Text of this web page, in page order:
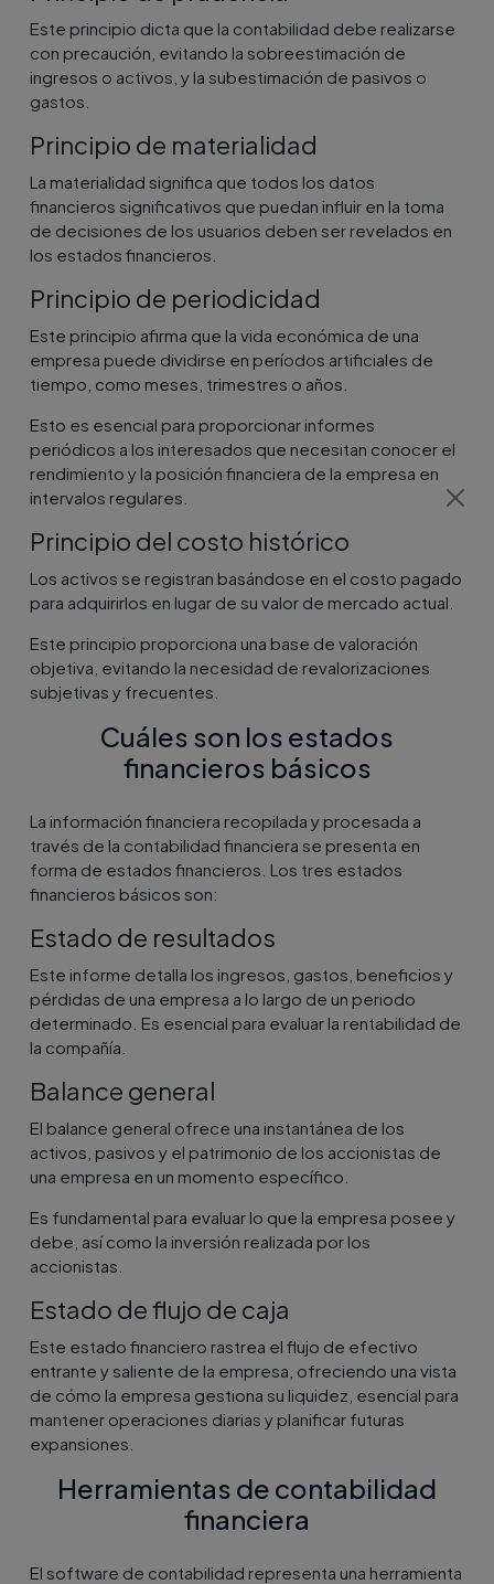
Este principio dicta que la contabilidad debe realizarse
con precaución, evitando la sobreestimación de
ingresos o activos, y la subestimación de pasivos o
gastos.
Principio de materialidad
La materialidad significa que todos los datos
financieros significativos que puedan influir en la toma
de decisiones de los usuarios deben ser revelados en
los estados financieros.
Principio de periodicidad
Este principio afirma que la vida económica de una
empresa puede dividirse en períodos artificiales de
tiempo, como meses, trimestres o años.
Esto es esencial para proporcionar informes
periódicos a los interesados que necesitan conocer el
rendimiento y la posición financiera de la empresa en
intervalos regulares.
Principio del costo histórico
Los activos se registran basándose en el costo pagado
para adquirirlos en lugar de su valor de mercado actual.
Este principio proporciona una base de valoración
objetiva, evitando la necesidad de revalorizaciones
subjetivas y frecuentes.
Cuáles son los estados
financieros básicos
La información financiera recopilada y procesada a
través de la contabilidad financiera se presenta en
forma de estados financieros. Los tres estados
financieros básicos son:
Estado de resultados
Este informe detalla los ingresos, gastos, beneficios y
pérdidas de una empresa a lo largo de un periodo
determinado. Es esencial para evaluar la rentabilidad de
la compañía.
Balance general
El balance general ofrece una instantánea de los
activos, pasivos y el patrimonio de los accionistas de
una empresa en un momento específico.
Es fundamental para evaluar lo que la empresa posee y
debe, así como la inversión realizada por los
accionistas.
Estado de flujo de caja
Este estado financiero rastrea el flujo de efectivo
entrante y saliente de la empresa, ofreciendo una vista
de cómo la empresa gestiona su liquidez, esencial para
mantener operaciones diarias y planificar futuras
expansiones​.
Herramientas de contabilidad
financiera
El software de contabilidad representa una herramienta